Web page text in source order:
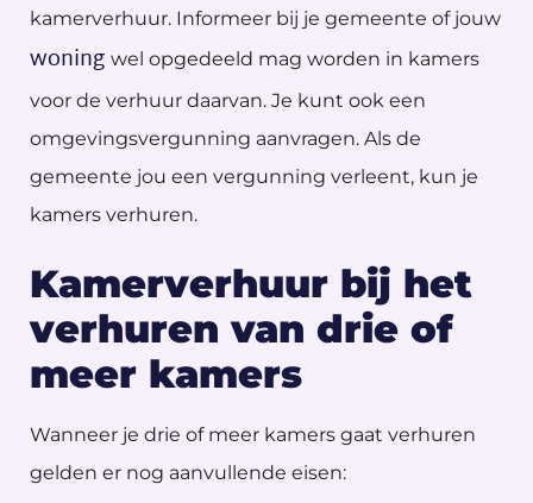
kamerverhuur. Informeer bij je gemeente of jouw
woning wel opgedeeld mag worden in kamers
voor de verhuur daarvan. Je kunt ook een
omgevingsvergunning aanvragen. Als de
gemeente jou een vergunning verleent, kun je
kamers verhuren.
Kamerverhuur bij het
verhuren van drie of
meer kamers
Wanneer je drie of meer kamers gaat verhuren
gelden er nog aanvullende eisen: